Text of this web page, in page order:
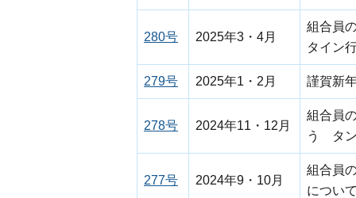
280号 2025年3・4月
組合員
タイン
279号 2025年1・2月 謹賀新
278号 2024年11・12月
組合員
う タ
277号 2024年9・10月
組合員
につい